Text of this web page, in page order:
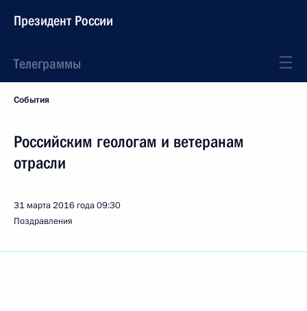
Президент России
Телеграммы
События
Российским геологам и ветеранам
отрасли
31 марта 2016 года09:30
Поздравления